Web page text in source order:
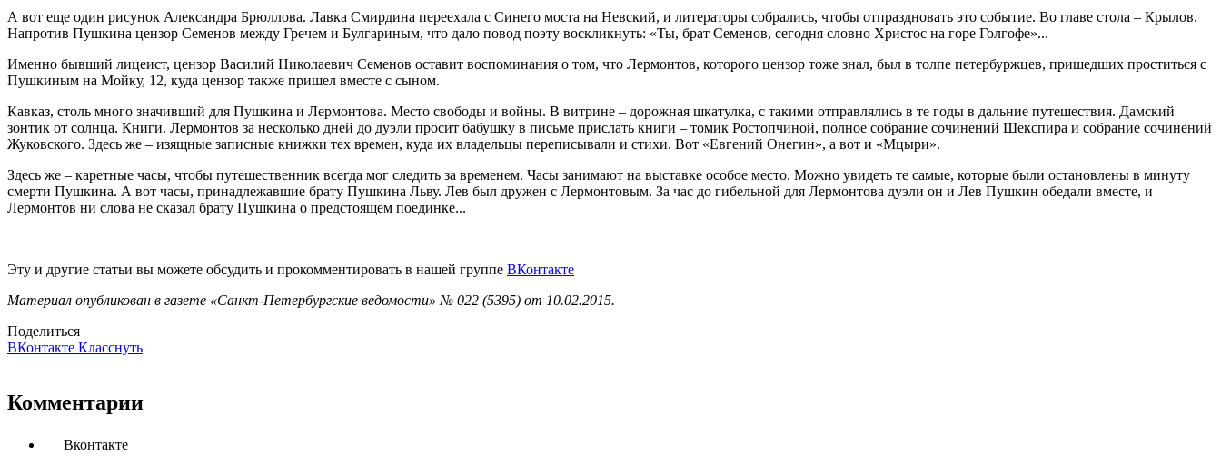
А вот еще один рисунок Александра Брюллова. Лавка Смирдина переехала с Синего моста на Невский, и литераторы собрались, чтобы отпраздновать это событие. Во главе стола – Крылов.
Напротив Пушкина цензор Семенов между Гречем и Булгариным, что дало повод поэту воскликнуть: «Ты, брат Семенов, сегодня словно Христос на горе Голгофе»...
Именно бывший лицеист, цензор Василий Николаевич Семенов оставит воспоминания о том, что Лермонтов, которого цензор тоже знал, был в толпе петербуржцев, пришедших проститься с
Пушкиным на Мойку, 12, куда цензор также пришел вместе с сыном.
Кавказ, столь много значивший для Пушкина и Лермонтова. Место свободы и войны. В витрине – дорожная шкатулка, с такими отправлялись в те годы в дальние путешествия. Дамский
зонтик от солнца. Книги. Лермонтов за несколько дней до дуэли просит бабушку в письме прислать книги – томик Ростопчиной, полное собрание сочинений Шекспира и собрание сочинений
Жуковского. Здесь же – изящные записные книжки тех времен, куда их владельцы переписывали и стихи. Вот «Евгений Онегин», а вот и «Мцыри».
Здесь же – каретные часы, чтобы путешественник всегда мог следить за временем. Часы занимают на выставке особое место. Можно увидеть те самые, которые были остановлены в минуту
смерти Пушкина. А вот часы, принадлежавшие брату Пушкина Льву. Лев был дружен с Лермонтовым. За час до гибельной для Лермонтова дуэли он и Лев Пушкин обедали вместе, и
Лермонтов ни слова не сказал брату Пушкина о предстоящем поединке...
Эту и другие статьи вы можете обсудить и прокомментировать в нашей группе ВКонтакте
Материал опубликован в газете «Санкт-Петербургские ведомости» № 022 (5395) от 10.02.2015.
Поделиться
ВКонтакте Класснуть
Комментарии
Вконтакте